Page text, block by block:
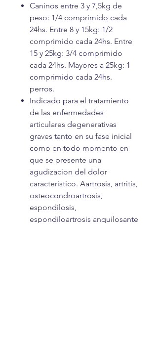
Caninos entre 3 y 7,5kg de
peso: 1/4 comprimido cada
24hs. Entre 8 y 15kg: 1/2
comprimido cada 24hs. Entre
15 y 25kg: 3/4 comprimido
cada 24hs. Mayores a 25kg: 1
comprimido cada 24hs.
perros.
Indicado para el tratamiento
de las enfermedades
articulares degenerativas
graves tanto en su fase inicial
como en todo momento en
que se presente una
agudizacion del dolor
caracteristico. Aartrosis, artritis,
osteocondroartrosis,
espondilosis,
espondiloartrosis anquilosante